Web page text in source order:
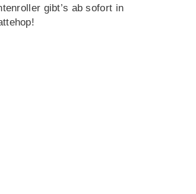
gibt’s ab sofort in